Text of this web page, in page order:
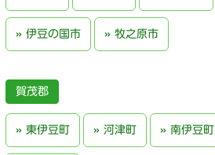
伊豆の国市 牧之原市
賀茂郡
東伊豆町 河津町 南伊豆町